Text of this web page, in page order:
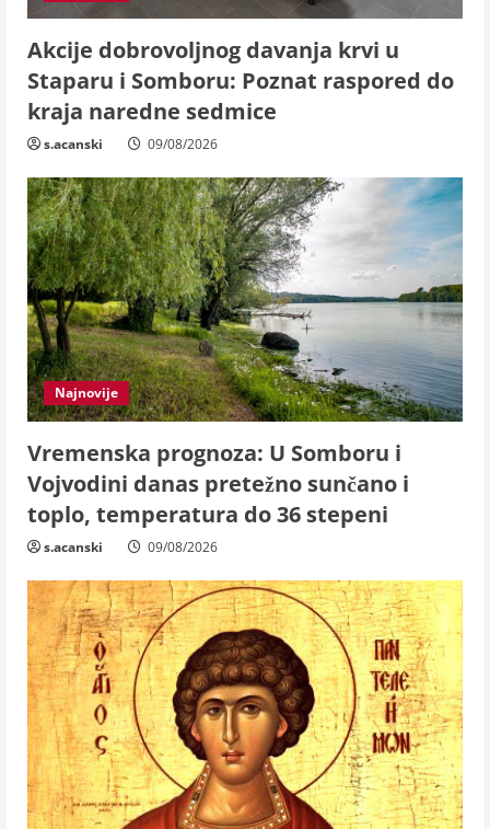
Akcije dobrovoljnog davanja krvi u
Staparu i Somboru: Poznat raspored do
kraja naredne sedmice
s.acanski 09/08/2026
Najnovije
Vremenska prognoza: U Somboru i
Vojvodini danas pretežno sunčano i
toplo, temperatura do 36 stepeni
s.acanski 09/08/2026